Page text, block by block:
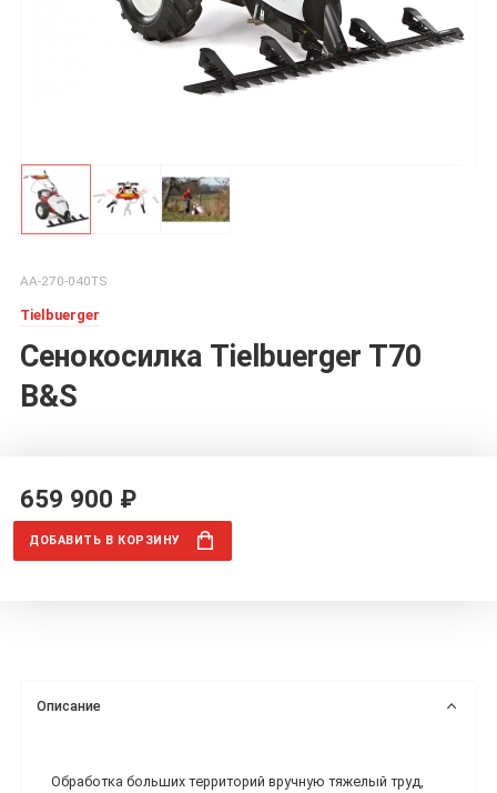
AA-270-040TS
Tielbuerger
Сенокосилка Tielbuerger T70
B&S
659 900 ₽
ДОБАВИТЬ В КОРЗИНУ
Описание
Обработка больших территорий вручную тяжелый труд,